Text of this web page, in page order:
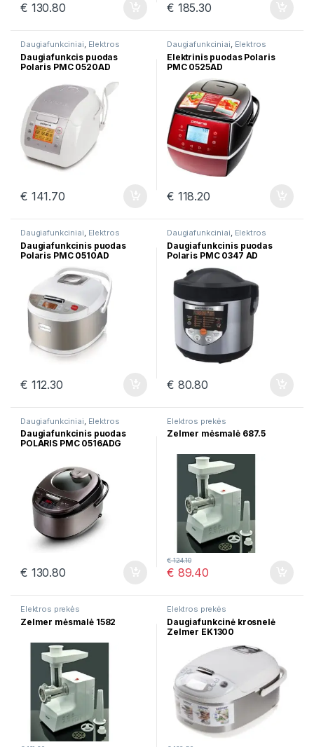
€ 130.80 € 185.30
Daugiafunkciniai, Elektros
prekės
Daugiafunkcis puodas
Polaris PMC 0520AD
€ 141.70
Daugiafunkciniai, Elektros
prekės
Elektrinis puodas Polaris
PMC 0525AD
€ 118.20
Daugiafunkciniai, Elektros
prekės
Daugiafunkcinis puodas
Polaris PMC 0510AD
€ 112.30
Daugiafunkciniai, Elektros
prekės
Daugiafunkcinis puodas
Polaris PMC 0347 AD
€ 80.80
Daugiafunkciniai Elektros
prekės Puodai
Daugiafunkcinis puodas
POLARIS PMC 0516ADG
€ 130.80
Elektros prekės
Zelmer mėsmalė 687.5
€ 89.40
€124.10
Elektros prekės
Zelmer mėsmalė 1582
Elektros prekės
Daugiafunkcinė krosnelė
Zelmer EK1300